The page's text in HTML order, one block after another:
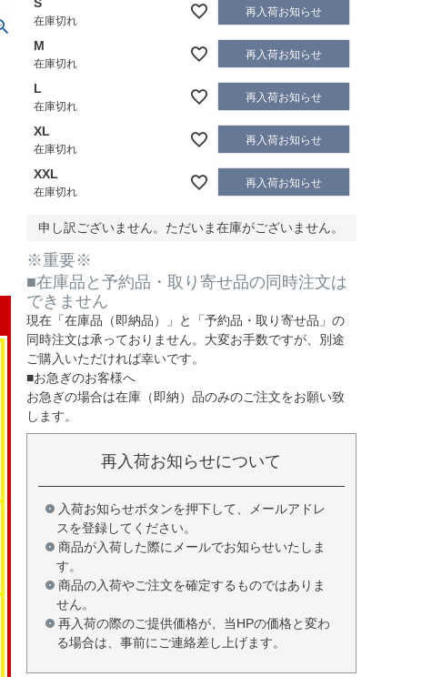
在庫切れ
再入荷お知らせ
M
在庫切れ
再入荷お知らせ
L
在庫切れ
再入荷お知らせ
XL
在庫切れ
再入荷お知らせ
XXL
在庫切れ
再入荷お知らせ
申し訳ございません。ただいま在庫がございません。
※重要※
■在庫品と予約品・取り寄せ品の同時注文は
できません
現在「在庫品（即納品）」 と 「予約品・取り寄せ品」 の
同時注文は承っておりません。大変お手数ですが、別途
ご購入いただければ幸いです。
■お急ぎのお客様へ
お急ぎの場合は在庫（即納）品のみのご注文をお願い致
します。
再入荷お知らせについて
入荷お知らせボタンを押下して、メールアドレ
スを登録してください。
商品が入荷した際にメールでお知らせいたしま
す。
商品の入荷やご注文を確定するものではありま
せん。
再入荷の際のご提供価格が、当HPの価格と変わ
る場合は、事前にご連絡差し上げます。